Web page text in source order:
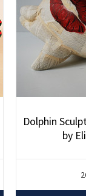
Dolphin
by